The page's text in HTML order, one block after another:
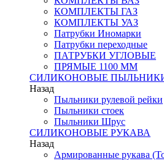
КОМПЛЕКТЫ ГАЗ
КОМПЛЕКТЫ УАЗ
Патрубки Иномарки
Патрубки переходные
ПАТРУБКИ УГЛОВЫЕ
ПРЯМЫЕ 1100 ММ
СИЛИКОНОВЫЕ
Назад
Пыльники рулевой рейки
Пыльники стоек
Пыльники Шрус
СИЛИКОНОВЫЕ РУКАВА
Назад
Армированные рукава